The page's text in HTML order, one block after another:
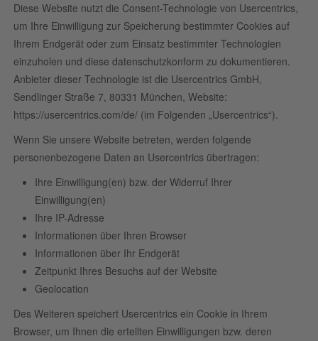
Diese Website nutzt die Consent-Technologie von Usercentrics,
um Ihre Einwilligung zur Speicherung bestimmter Cookies auf
Ihrem Endgerät oder zum Einsatz bestimmter Technologien
einzuholen und diese datenschutzkonform zu dokumentieren.
Anbieter dieser Technologie ist die Usercentrics GmbH,
Sendlinger Straße 7, 80331 München, Website:
https://usercentrics.com/de/(im Folgenden „Usercentrics“).
Wenn Sie unsere Website betreten, werden folgende
personenbezogene Daten an Usercentrics übertragen:
Ihre Einwilligung(en) bzw. der Widerruf Ihrer
Einwilligung(en)
Ihre IP-Adresse
Informationen über Ihren Browser
Informationen über Ihr Endgerät
Zeitpunkt Ihres Besuchs auf der Website
Geolocation
Des Weiteren speichert Usercentrics ein Cookie in Ihrem
Browser, um Ihnen die erteilten Einwilligungen bzw. deren